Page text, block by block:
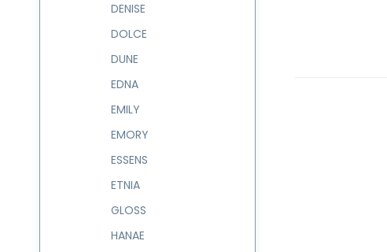
DENISE
DOLCE
DUNE
EDNA
EMILY
EMORY
ESSENS
ETNIA
GLOSS
HANAE